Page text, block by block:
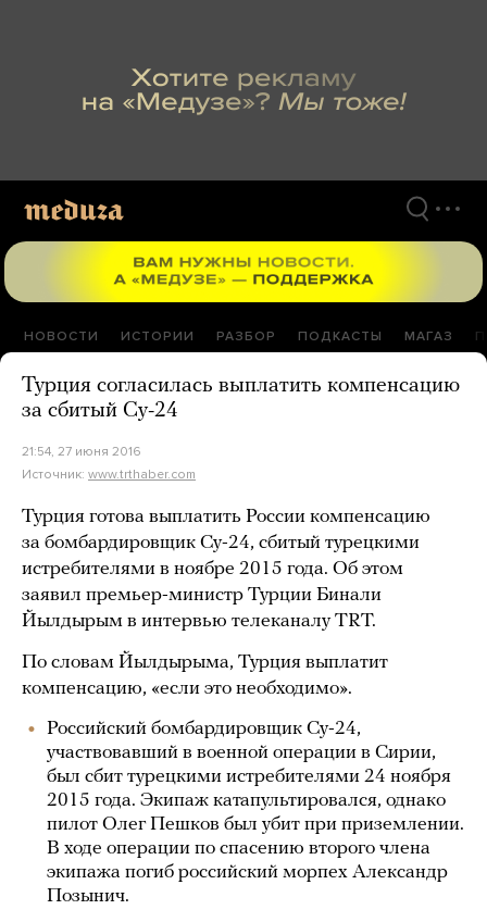
НОВОСТИ ИСТОРИИ РАЗБОР ПОДКАСТЫ МАГАЗ
Турция согласилась выплатить компенсацию
за сбитый Су-24
21:54, 27 июня 2016
Источник: www.trthaber.com
Турция готова выплатить России компенсацию
за бомбардировщик Су-24, сбитый турецкими
истребителями в ноябре 2015 года. Об этом
заявил премьер-министр Турции Бинали
Йылдырым в интервью телеканалу TRT.
По словам Йылдырыма, Турция выплатит
компенсацию, «если это необходимо».
Российский бомбардировщик Су-24,
участвовавший в военной операции в Сирии,
был сбит турецкими истребителями 24 ноября
2015 года. Экипаж катапультировался, однако
пилот Олег Пешков был убит при приземлении.
В ходе операции по спасению второго члена
экипажа погиб российский морпех Александр
Позынич.